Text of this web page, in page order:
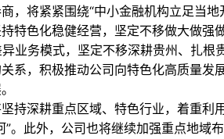
，将紧紧围绕“中小金融机构立足当
特色化稳健经营，坚定不移做大做强
业务模式，坚定不移深耕贵州、扎根
系，积极推动公司向特色化高质量发
持深耕重点区域、特色行业，着重利
”。此外，公司也将继续加强重点地域